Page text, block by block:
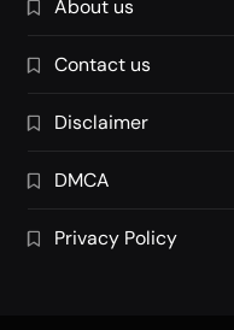
About us
Contact us
Disclaimer
DMCA
Privacy Policy